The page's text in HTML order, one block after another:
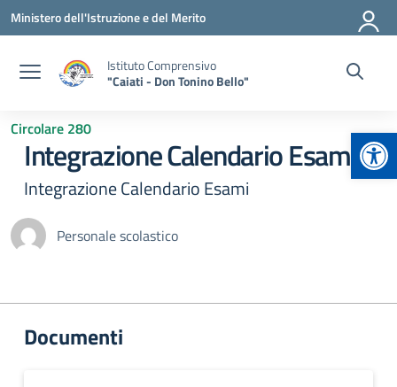
Vai ai contenuti
Vai al menu di navigazione
Vai al footer
Ministero dell'Istruzione e del Merito
Istituto Comprensivo
"Caiati - Don Tonino Bello"
Circolare 280
Integrazione Calendario Esami
Integrazione Calendario Esami
Personale scolastico
Documenti